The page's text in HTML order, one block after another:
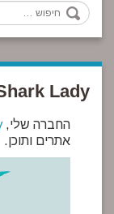
חיפוש
Lady
החברה שלי,
אתרים ותוכן.